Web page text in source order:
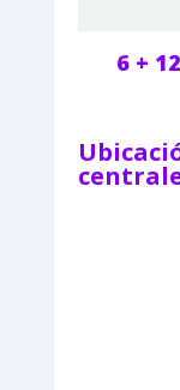
6 + 12